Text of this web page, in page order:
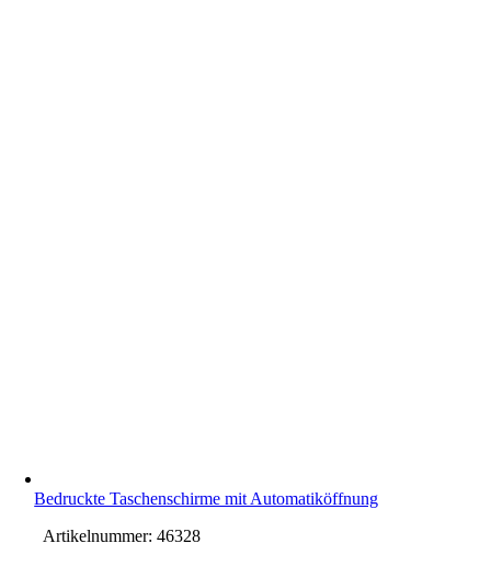
Bedruckte Taschenschirme mit Automatiköffnung
Artikelnummer:46328